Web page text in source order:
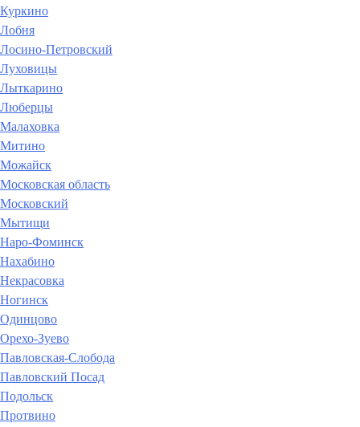
Куркино
Лобня
Лосино-Петровский
Луховицы
Лыткарино
Люберцы
Малаховка
Митино
Можайск
Московская область
Московский
Мытищи
Наро-Фоминск
Нахабино
Некрасовка
Ногинск
Одинцово
Орехо-Зуево
Павловская-Слобода
Павловский Посад
Подольск
Протвино